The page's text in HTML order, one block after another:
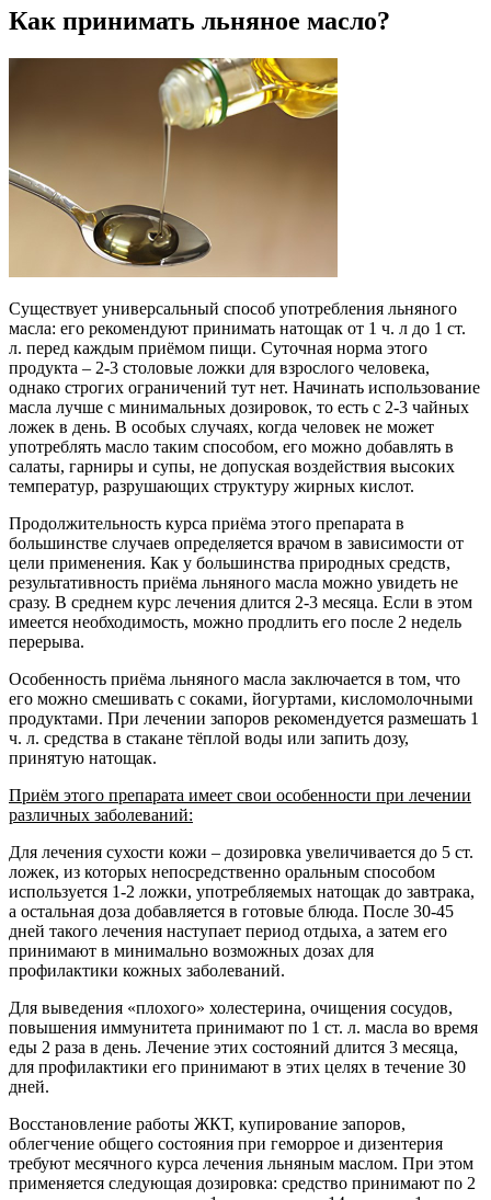
Как принимать льняное масло?
Существует универсальный способ употребления льняного
масла: его рекомендуют принимать натощак от 1 ч. л до 1 ст.
л. перед каждым приёмом пищи. Суточная норма этого
продукта – 2-3 столовые ложки для взрослого человека,
однако строгих ограничений тут нет. Начинать использование
масла лучше с минимальных дозировок, то есть с 2-3 чайных
ложек в день. В особых случаях, когда человек не может
употреблять масло таким способом, его можно добавлять в
салаты, гарниры и супы, не допуская воздействия высоких
температур, разрушающих структуру жирных кислот.
Продолжительность курса приёма этого препарата в
большинстве случаев определяется врачом в зависимости от
цели применения. Как у большинства природных средств,
результативность приёма льняного масла можно увидеть не
сразу. В среднем курс лечения длится 2-3 месяца. Если в этом
имеется необходимость, можно продлить его после 2 недель
перерыва.
Особенность приёма льняного масла заключается в том, что
его можно смешивать с соками, йогуртами, кисломолочными
продуктами. При лечении запоров рекомендуется размешать 1
ч. л. средства в стакане тёплой воды или запить дозу,
принятую натощак.
Приём этого препарата имеет свои особенности при лечении
различных заболеваний:
Для лечения сухости кожи – дозировка увеличивается до 5 ст.
ложек, из которых непосредственно оральным способом
используется 1-2 ложки, употребляемых натощак до завтрака,
а остальная доза добавляется в готовые блюда. После 30-45
дней такого лечения наступает период отдыха, а затем его
принимают в минимально возможных дозах для
профилактики кожных заболеваний.
Для выведения «плохого» холестерина, очищения сосудов,
повышения иммунитета принимают по 1 ст. л. масла во время
еды 2 раза в день. Лечение этих состояний длится 3 месяца,
для профилактики его принимают в этих целях в течение 30
дней.
Восстановление работы ЖКТ, купирование запоров,
облегчение общего состояния при геморрое и дизентерия
требуют месячного курса лечения льняным маслом. При этом
применяется следующая дозировка: средство принимают по 2